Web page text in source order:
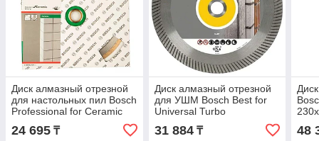
Диск алмазный отрезной
для настольных пил Bosch
Professional for Ceramic
250х30/25.4мм
2608602539
24 695 ₸
Диск алмазный отрезной
для УШМ Bosch Best for
Universal Turbo
180х22.2мм 2608602674
31 884₸ 48